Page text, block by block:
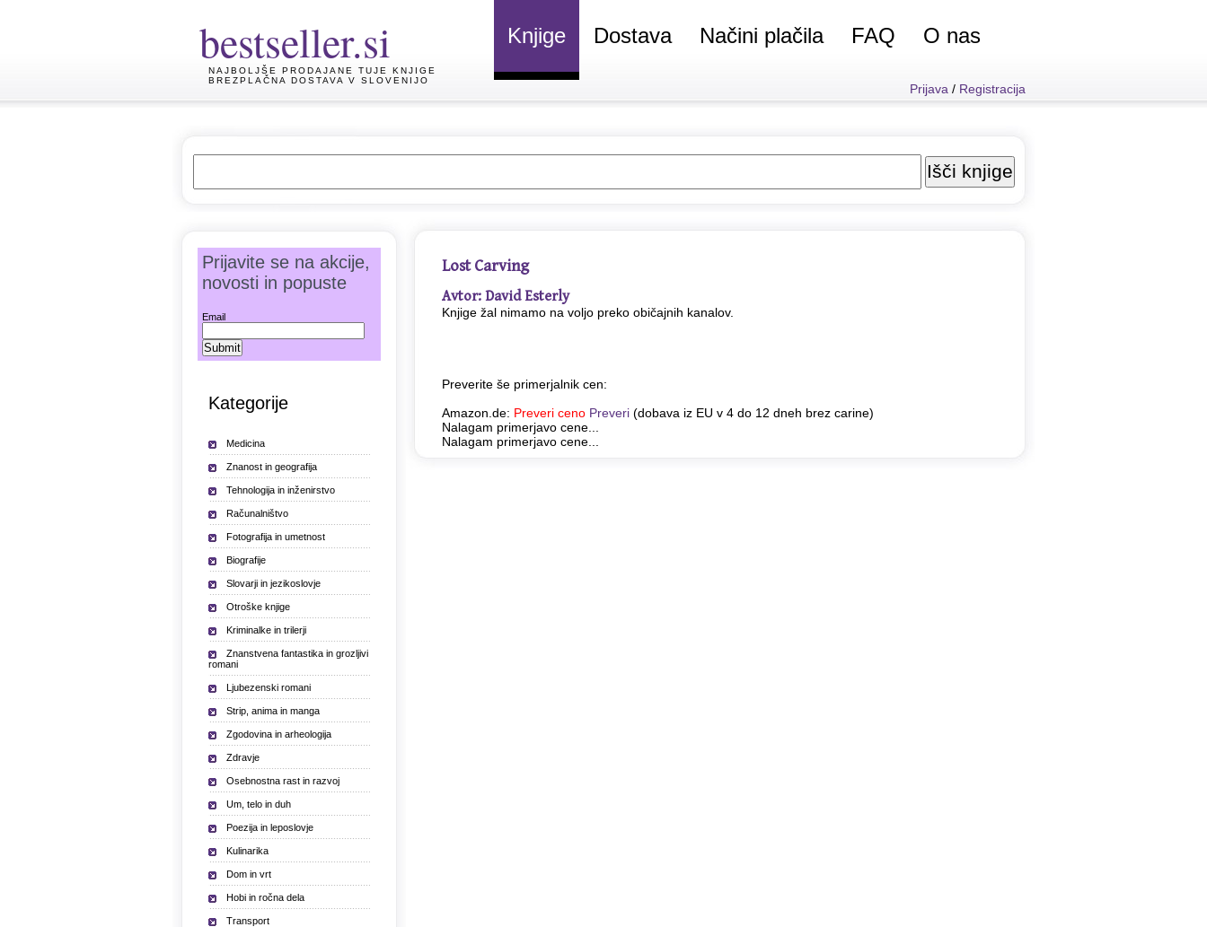
bestseller.si
NAJBOLJŠE PRODAJANE TUJE KNJIGE
BREZPLAČNA DOSTAVA V SLOVENIJO
Knjige Dostava Načini plačila FAQ O nas
Prijava / Registracija
Lost Carving
Avtor: David Esterly
Knjige žal nimamo na voljo preko običajnih kanalov.
Preverite še primerjalnik cen:
Amazon.de: Preveri ceno Preveri (dobava iz EU v 4 do 12 dneh brez carine)
Nalagam primerjavo cene...
Nalagam primerjavo cene...
Prijavite se na akcije,
novosti in popuste
Email
Kategorije
Medicina
Znanost in geografija
Tehnologija in inženirstvo
Računalništvo
Fotografija in umetnost
Biografije
Slovarji in jezikoslovje
Otroške knjige
Kriminalke in trilerji
Znanstvena fantastika in grozljivi
romani
Ljubezenski romani
Strip, anima in manga
Zgodovina in arheologija
Zdravje
Osebnostna rast in razvoj
Um, telo in duh
Poezija in leposlovje
Kulinarika
Dom in vrt
Hobi in ročna dela
Transport